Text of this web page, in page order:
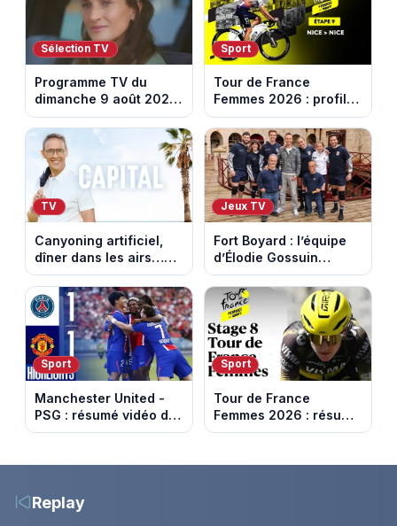
Sélection TV
Programme TV du
dimanche 9 août 2026
: notre sélection pour
votre soirée télé
Sport
Tour de France
Femmes 2026 : profil
et horaires de la
dernière étape à Nice
TV
Canyoning artificiel,
dîner dans les airs…
les loisirs les plus fous
passés au crible dans
Capital
Jeux TV
Fort Boyard : l’équipe
d’Élodie Gossuin
termine avec une belle
somme pour l'Unicef et
le Refuge
Sport
Manchester United -
PSG : résumé vidéo du
match amical du 8 août
Sport
Tour de France
Femmes 2026 : résumé
vidéo de la 9e étape
Replay